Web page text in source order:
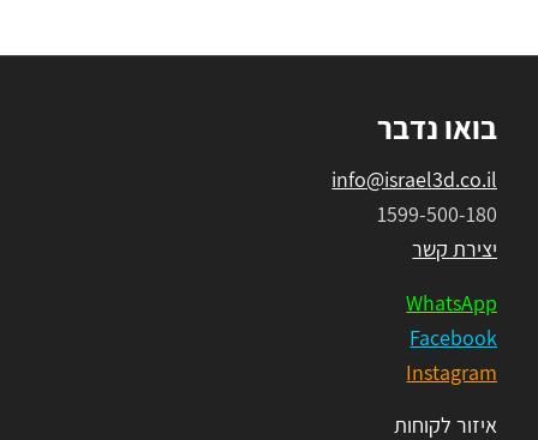
בואו נדבר
info@israel3d.co.il
1599-500-180
יצירת קשר
WhatsApp
Facebook
Instagram
איזור לקוחות